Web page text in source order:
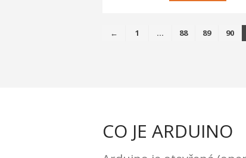
← 1 … 88 89 90
CO JE ARDUINO